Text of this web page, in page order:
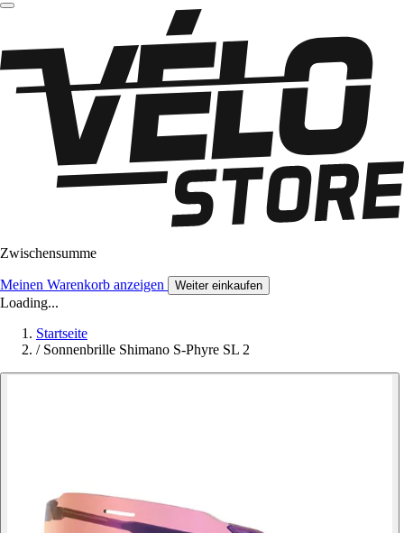
Zwischensumme
Meinen Warenkorb anzeigen Weiter einkaufen
Loading...
Startseite
/ Sonnenbrille Shimano S-Phyre SL 2